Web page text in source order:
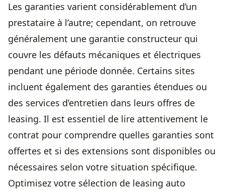
Les garanties varient considérablement d’un
prestataire à l’autre; cependant, on retrouve
généralement une garantie constructeur qui
couvre les défauts mécaniques et électriques
pendant une période donnée. Certains sites
incluent également des garanties étendues ou
des services d’entretien dans leurs offres de
leasing. Il est essentiel de lire attentivement le
contrat pour comprendre quelles garanties sont
offertes et si des extensions sont disponibles ou
nécessaires selon votre situation spécifique.
Optimisez votre sélection de leasing auto